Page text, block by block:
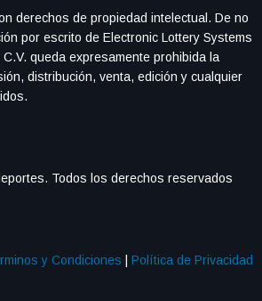
derechos de propiedad intelectual. De no
por escrito de Electronic Lottery Systems
queda expresamente prohibida la
distribución, venta, edición y cualquier
Todos los derechos reservados
y Condiciones Política de Privacidad